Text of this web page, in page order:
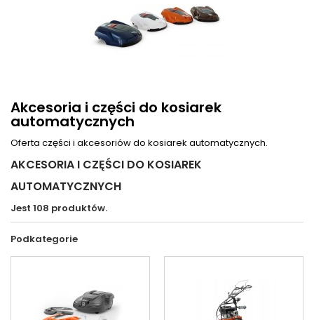
Akcesoria i części do kosiarek
automatycznych
Oferta części i akcesoriów do kosiarek automatycznych.
AKCESORIA I CZĘŚCI DO KOSIAREK
AUTOMATYCZNYCH
Jest 108 produktów.
Podkategorie